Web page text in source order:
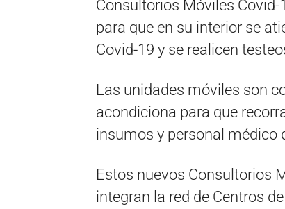
Consultorios Móviles
para que en su interior se
Covid-19 y se realicen
Las unidades móviles son
acondiciona para que
insumos y personal médico
Estos nuevos Consultorios
integran la red de Centros